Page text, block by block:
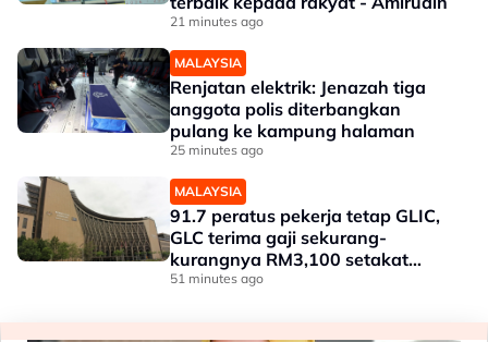
21 minutes ago
MALAYSIA
Renjatan elektrik: Jenazah tiga
anggota polis diterbangkan
pulang ke kampung halaman
25 minutes ago
MALAYSIA
91.7 peratus pekerja tetap GLIC,
GLC terima gaji sekurang-
kurangnya RM3,100 setakat
akhir 2025
51 minutes ago